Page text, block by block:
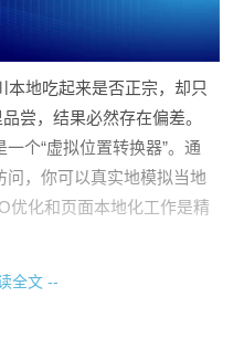
本地吃起来是否正宗，却只
尝，结果必然存在偏差。
个“虚拟位置转换器”。通
，你可以真实地模拟当地
优化和页面本地化工作是精
化页面
全文 --